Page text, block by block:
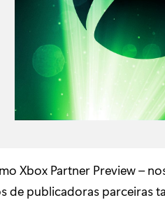
Xbox Partner Preview –
de publicadoras parceiras